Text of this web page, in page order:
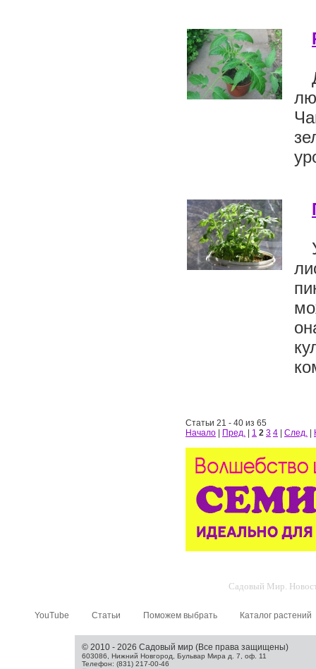
Статьи 21 - 40 из 65
Начало
Пред. 1 2 3 4 След.
Садовый Мир.
YouTube Статьи Поможем выбрать Каталог растений
© 2010 - 2026 Садовый мир (Все права защищены)
603086, Нижний Новгород, Бульвар Мира д. 7, оф. 11
Телефон: (831) 217-00-46